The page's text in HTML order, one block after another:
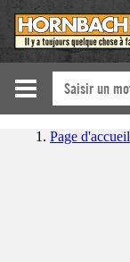
Page d'accueil